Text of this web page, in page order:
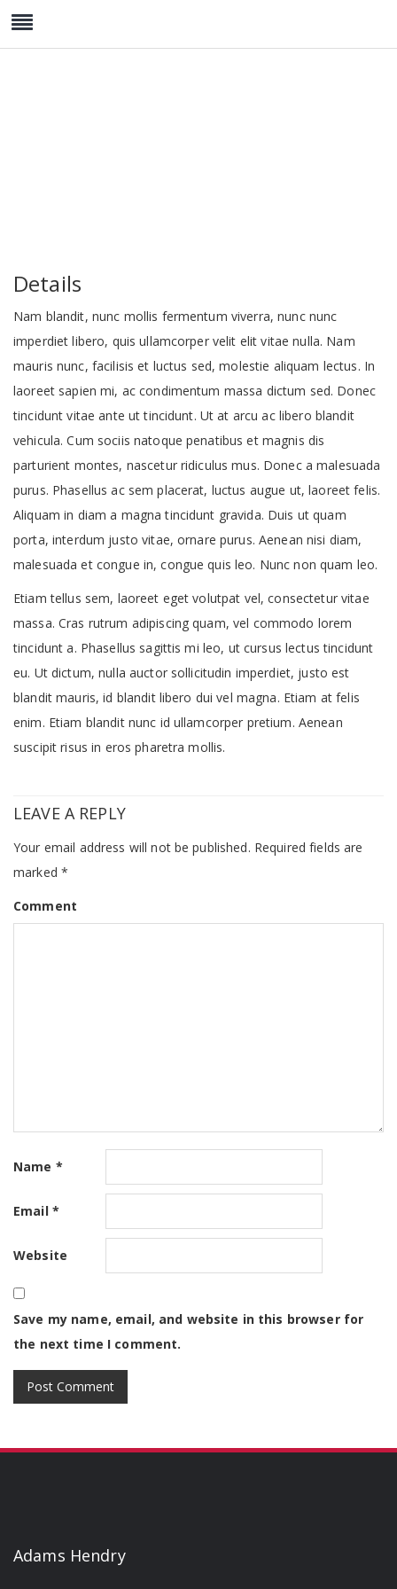
Details
Nam blandit, nunc mollis fermentum viverra, nunc nunc
imperdiet libero, quis ullamcorper velit elit vitae nulla. Nam
mauris nunc, facilisis et luctus sed, molestie aliquam lectus. In
laoreet sapien mi, ac condimentum massa dictum sed. Donec
tincidunt vitae ante ut tincidunt. Ut at arcu ac libero blandit
vehicula. Cum sociis natoque penatibus et magnis dis
parturient montes, nascetur ridiculus mus. Donec a malesuada
purus. Phasellus ac sem placerat, luctus augue ut, laoreet felis.
Aliquam in diam a magna tincidunt gravida. Duis ut quam
porta, interdum justo vitae, ornare purus. Aenean nisi diam,
malesuada et congue in, congue quis leo. Nunc non quam leo.
Etiam tellus sem, laoreet eget volutpat vel, consectetur vitae
massa. Cras rutrum adipiscing quam, vel commodo lorem
tincidunt a. Phasellus sagittis mi leo, ut cursus lectus tincidunt
eu. Ut dictum, nulla auctor sollicitudin imperdiet, justo est
blandit mauris, id blandit libero dui vel magna. Etiam at felis
enim. Etiam blandit nunc id ullamcorper pretium. Aenean
suscipit risus in eros pharetra mollis.
LEAVE A REPLY
Your email address will not be published. Required fields are
marked *
Comment
Name *
Email *
Website
Save my name, email, and website in this browser for
the next time I comment.
Adams Hendry